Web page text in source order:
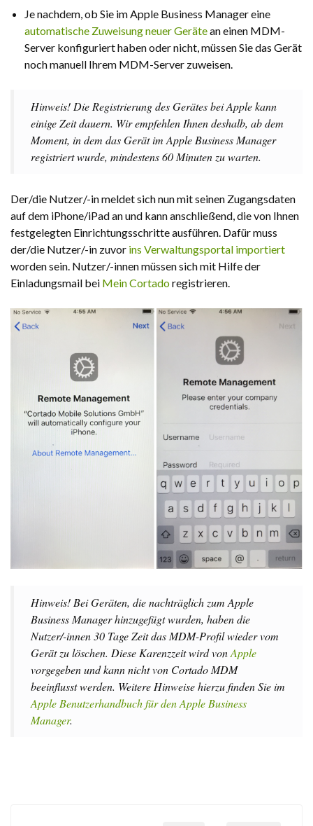
Je nachdem, ob Sie im Apple Business Manager eine
automatische Zuweisung neuer Gerätean einen MDM-
Server konfiguriert haben oder nicht, müssen Sie das Gerät
noch manuell Ihrem MDM-Server zuweisen.
Hinweis! Die Registrierung des Gerätes bei Apple kann
einige Zeit dauern. Wir empfehlen Ihnen deshalb, ab dem
Moment, in dem das Gerät im Apple Business Manager
registriert wurde, mindestens 60 Minuten zu warten.
Der/die Nutzer/-in meldet sich nun mit seinen Zugangsdaten
auf dem iPhone/iPad an und kann anschließend, die von Ihnen
festgelegten Einrichtungsschritte ausführen. Dafür muss
der/die Nutzer/-in zuvor ins Verwaltungsportal importiert
worden sein. Nutzer/-innen müssen sich mit Hilfe der
Einladungsmail bei Mein Cortadoregistrieren.
Hinweis! Bei Geräten, die nachträglich zum Apple
Business Manager hinzugefügt wurden, haben die
Nutzer/-innen 30 Tage Zeit das MDM-Profil wieder vom
Gerät zu löschen. Diese Karenzzeit wird vonApple
vorgegeben und kann nicht von Cortado MDM
beeinflusst werden. Weitere Hinweise hierzu finden Sie im
Apple Benutzerhandbuch für den Apple Business
Manager.